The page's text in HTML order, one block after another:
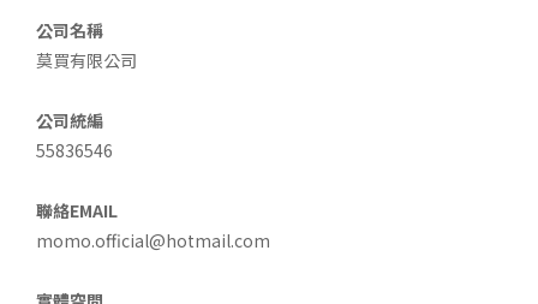
公司名稱
莫買有限公司
公司統編
55836546
聯絡EMAIL
momo.official@hotmail.com